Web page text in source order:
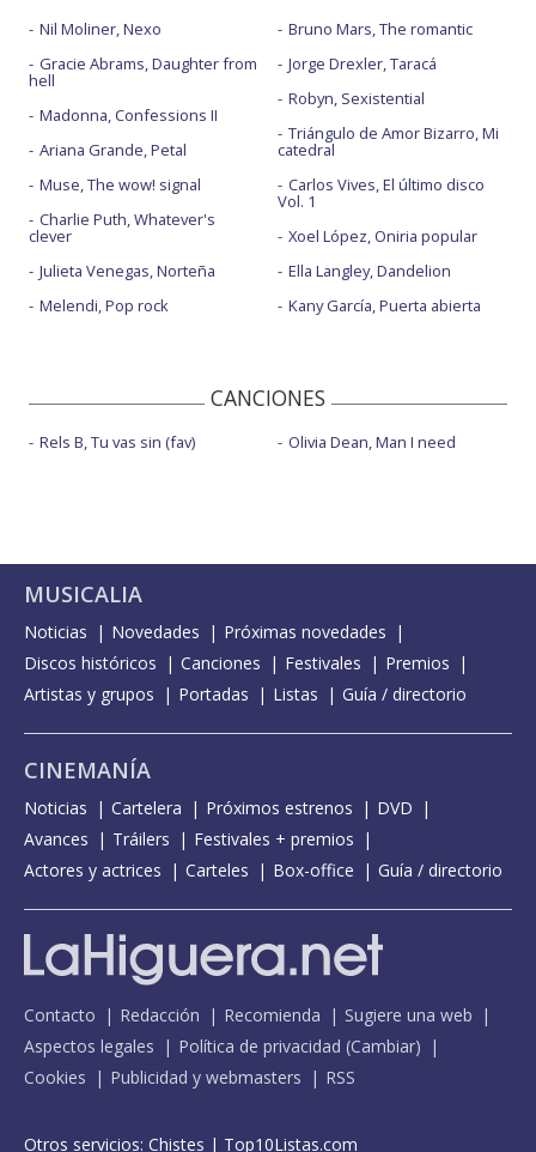
Nil Moliner, Nexo
Gracie Abrams, Daughter from
hell
Madonna, Confessions II
Ariana Grande, Petal
Muse, The wow! signal
Charlie Puth, Whatever's
clever
Julieta Venegas, Norteña
Melendi, Pop rock
Bruno Mars, The romantic
Jorge Drexler, Taracá
Robyn, Sexistential
Triángulo de Amor Bizarro, Mi
catedral
Carlos Vives, El último disco
Vol. 1
Xoel López, Oniria popular
Ella Langley, Dandelion
Kany García, Puerta abierta
CANCIONES
Rels B, Tu vas sin (fav) Olivia Dean, Man I need
MUSICALIA
Noticias Novedades
Próximas novedades
Discos históricos
Canciones Festivales
Premios
Artistas y grupos
Portadas Listas Guía / directorio
CINEMANÍA
Noticias Cartelera Próximos estrenos
DVD
Avances
Tráilers
Festivales + premios
Actores y actrices
Carteles Box-office Guía / directorio
Contacto Redacción Recomienda
Sugiere una web
Aspectos legales
Política de privacidad (Cambiar)
Cookies
Publicidad y webmasters RSS
Otros servicios: Chistes | Top10Listas.com